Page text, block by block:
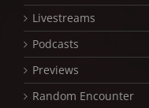
Livestreams
Podcasts
Previews
Random Encounter